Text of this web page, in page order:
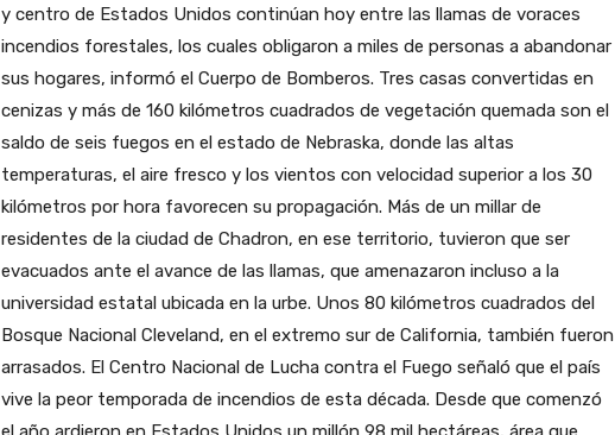
y centro de Estados Unidos continúan hoy entre las llamas de voraces
incendios forestales, los cuales obligaron a miles de personas a abandonar
sus hogares, informó el Cuerpo de Bomberos. Tres casas convertidas en
cenizas y más de 160 kilómetros cuadrados de vegetación quemada son el
saldo de seis fuegos en el estado de Nebraska, donde las altas
temperaturas, el aire fresco y los vientos con velocidad superior a los 30
kilómetros por hora favorecen su propagación. Más de un millar de
residentes de la ciudad de Chadron, en ese territorio, tuvieron que ser
evacuados ante el avance de las llamas, que amenazaron incluso a la
universidad estatal ubicada en la urbe. Unos 80 kilómetros cuadrados del
Bosque Nacional Cleveland, en el extremo sur de California, también fueron
arrasados. El Centro Nacional de Lucha contra el Fuego señaló que el país
vive la peor temporada de incendios de esta década. Desde que comenzó